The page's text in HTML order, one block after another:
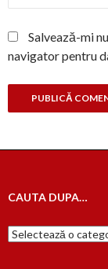
Salvează-mi
navigator pentru
CAUTA DUPA…
Cauta
dupa…